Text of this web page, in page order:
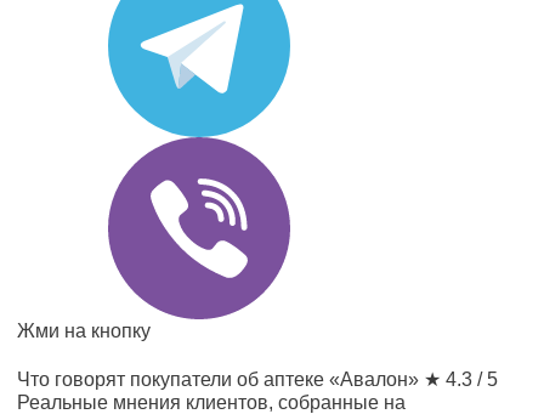
Жми на кнопку
Что говорят покупатели об аптеке «Авалон» ★ 4.3 / 5
Реальные мнения клиентов, собранные на